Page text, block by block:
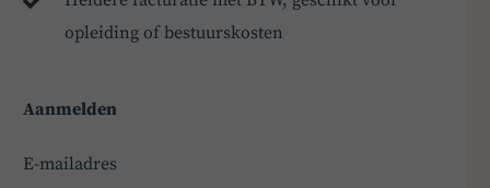
opleiding of bestuurskosten
Aanmelden
E-mailadres